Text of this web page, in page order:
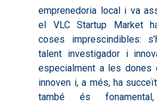
emprenedoria local i va
el VLC Startup Market
coses imprescindibles:
talent investigador i
especialment a les dones
innoven i, a més, ha
també és